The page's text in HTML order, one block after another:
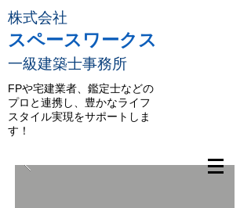
株式会社
スペースワークス
一級建築士事務所
FPや宅建業者、鑑定士などの
プロと連携し、豊かなライフ
スタイル実現をサポートしま
す！